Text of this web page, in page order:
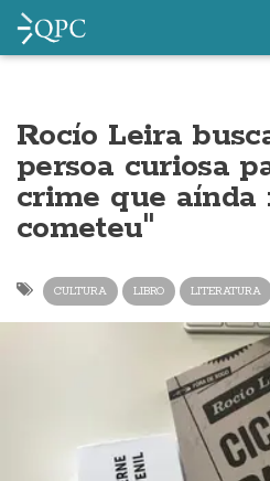
Rocío Leira
persoa curiosa
crime que aínda
cometeu"
CULTURA LIBRO LITERATURA